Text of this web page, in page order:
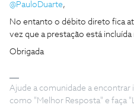
@PauloDuarte,
No entanto o débito direto fica
vez que a prestação está incluída
Obrigada
Ajude a comunidade a
como "Melhor Resposta" e faça